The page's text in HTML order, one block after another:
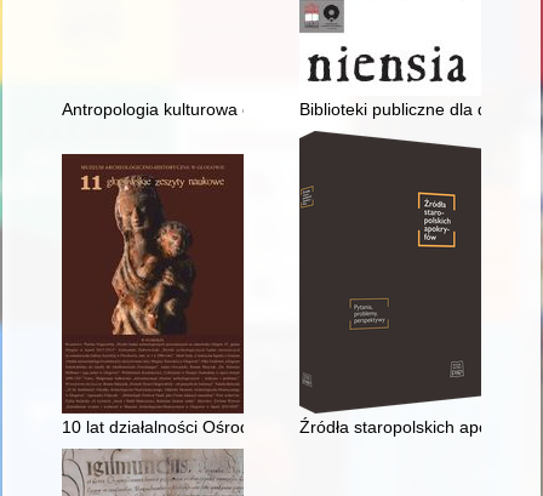
Antropologia kulturowa o dawnych zwyczajach pogrzebowych
Biblioteki publiczne dla dzieci
10 lat działalności Ośrodka Archeologiczno-
Źródła staropolskich